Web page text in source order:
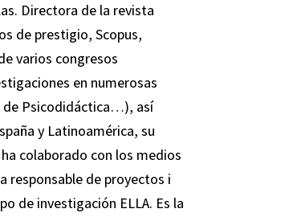
Directora de la revista
de prestigio, Scopus,
varios congresos
en numerosas
de Psicodidáctica…), así
y Latinoamérica, su
colaborado con los medios
responsable de proyectos i
de investigación ELLA. Es la